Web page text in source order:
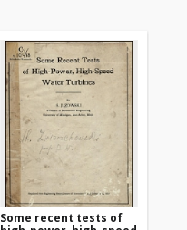
Some recent tests of